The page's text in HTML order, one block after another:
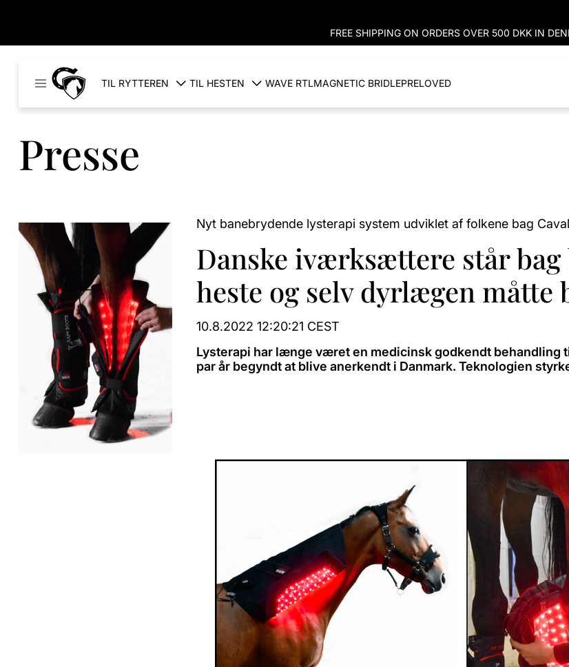
FREE SHIPPING ON ORDERS OVER 500 DKK IN
Denmark
TIL RYTTEREN TIL HESTEN WAVE RTLMAGNETIC BRIDLEPRELOVED
Presse
Nyt banebrydende lysterapi system udviklet af folkene bag
Danske iværksættere står
heste og selv dyrlægen måtte
10.8.2022 12:20:21 CEST
Lysterapi har længe været en medicinsk godkendt behandling
par år begyndt at blive anerkendt i Danmark. Teknologien